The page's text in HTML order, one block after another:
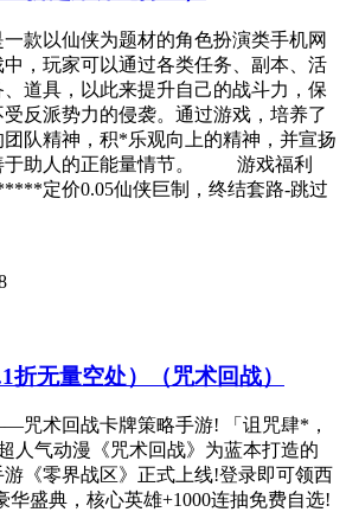
一款以仙侠为题材的角色扮演类手机网
，玩家可以通过各类任务、副本、活
道具，以此来提升自己的战斗力，保
反派势力的侵袭。通过游戏，培养了
队精神，积*乐观向上的精神，并宣扬
于助人的正能量情节。 游戏福利
价0.05仙侠巨制，终结套路-跳过
折无量空处）（咒术回战）
咒术回战卡牌策略手游! 「诅咒肆*，
人气动漫《咒术回战》为蓝本打造的
《零界战区》正式上线!登录即可领西
华盛典，核心英雄+1000连抽免费自选!